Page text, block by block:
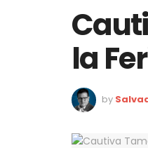
la
by